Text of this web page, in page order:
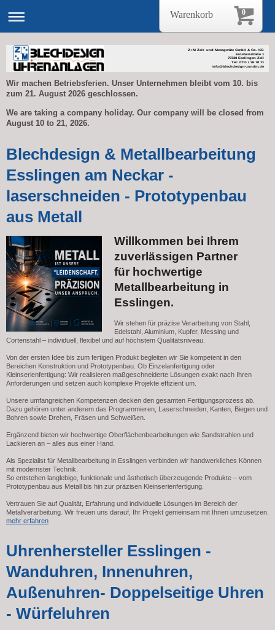
Z+M Zeit- und Messgeräte GmbH & Co. KG
Einsteinstraße 1
73730 Esslingen-Zell
Tel: 0711 / 36 70 11
info@blechdesign-zundm.de
Wir machen Betriebsferien. Unser Unternehmen bleibt vom 10. bis
zum 21. August 2026 geschlossen.
We are taking a company holiday. Our company will be closed from
August 10 to 21, 2026.
Blechdesign & Metallbearbeitung
Esslingen am Neckar -
laserschneiden - Prototypenbau
aus Metall
Willkommen bei Ihrem
zuverlässigen Partner
für hochwertige
Metallbearbeitung in
Esslingen.
Wir stehen für präzise Verarbeitung von Stahl,
Edelstahl, Aluminium, Kupfer, Messing und
Cortenstahl – individuell, flexibel und auf höchstem Qualitätsniveau.
Von der ersten Idee bis zum fertigen Produkt begleiten wir Sie kompetent in den
Bereichen Konstruktion und Prototypenbau. Ob Einzelanfertigung oder
Kleinserienfertigung: Wir realisieren maßgeschneiderte Lösungen exakt nach Ihren
Anforderungen und setzen auch komplexe Projekte effizient um.
Unsere umfangreichen Kompetenzen decken den gesamten Fertigungsprozess ab.
Dazu gehören unter anderem das Programmieren, Laserschneiden, Kanten, Biegen und
Bohren sowie Drehen, Fräsen und Schweißen.
Ergänzend bieten wir hochwertige Oberflächenbearbeitungen wie Sandstrahlen und
Lackieren an – alles aus einer Hand.
Als Spezialist für Metallbearbeitung in Esslingen verbinden wir handwerkliches Können
mit modernster Technik.
So entstehen langlebige, funktionale und ästhetisch überzeugende Produkte – vom
Prototypenbau aus Metall bis hin zur präzisen Kleinserienfertigung.
Vertrauen Sie auf Qualität, Erfahrung und individuelle Lösungen im Bereich der
Metallverarbeitung. Wir freuen uns darauf, Ihr Projekt gemeinsam mit Ihnen umzusetzen.
mehr erfahren
Uhrenhersteller Esslingen -
Wanduhren, Innenuhren,
Außenuhren- Doppelseitige Uhren
- Würfeluhren
0
Warenkorb